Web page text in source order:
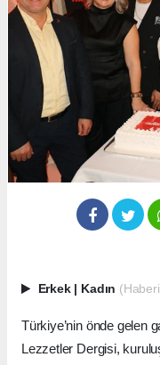
Erkek Kadın
Türkiye’nin önde gelen
Lezzetler Dergisi,